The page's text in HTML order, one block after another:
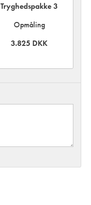
Tryghedspakke 3
Opmåling
3.825 DKK